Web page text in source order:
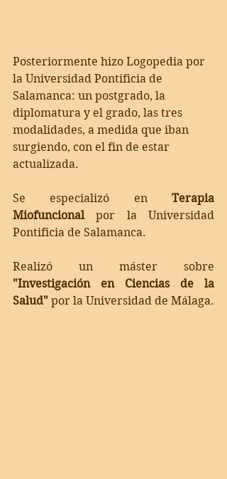
Posteriormente hizo Logopedia por
la Universidad Pontificia de
Salamanca: un postgrado, la
diplomatura y el grado, las tres
modalidades, a medida que iban
surgiendo, con el fin de estar
actualizada.
Se especializó en Terapia
Miofuncional por la Universidad
Pontificia de Salamanca.
"Investigación en Ciencias de la
Salud" por la Universidad de Málaga.